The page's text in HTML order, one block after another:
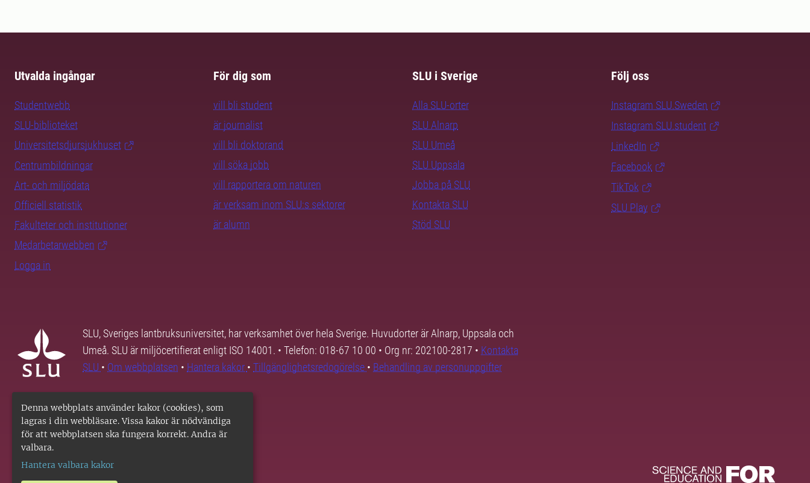
Denna webbplats använder kakor (cookies), som
lagras i din webbläsare. Vissa kakor är nödvändiga
för att webbplatsen ska fungera korrekt. Andra är
valbara.
Hantera valbara kakor
Utvalda ingångar
Studentwebb
SLU-biblioteket
Universitetsdjursjukhuset
Centrumbildningar
Art- och miljödata
Officiell statistik
Fakulteter och institutioner
Medarbetarwebben
Logga in
För dig som
vill bli student
är journalist
vill bli doktorand
vill söka jobb
vill rapportera om naturen
är verksam inom SLU:s sektorer
är alumn
SLU i Sverige
Alla SLU-orter
SLU Alnarp
SLU Umeå
SLU Uppsala
Jobba på SLU
Kontakta SLU
Stöd SLU
Följ oss
Instagram SLU.Sweden
Instagram SLU.student
LinkedIn
Facebook
TikTok
SLU Play
SLU, Sveriges lantbruksuniversitet, har verksamhet över hela Sverige. Huvudorter är Alnarp, Uppsala och
Umeå. SLU är miljöcertifierat enligt ISO 14001. • Telefon: 018-67 10 00 • Org nr: 202100-2817 • Kontakta
SLU • Om webbplatsen • Hantera kakor • Tillgänglighetsredogörelse • Behandling av personuppgifter